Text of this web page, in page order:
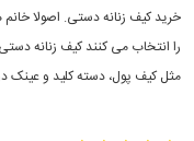
خرید کیف زنانه دستی. اصولا
را انتخاب می کنند کیف زنانه
مثل کیف پول، دسته کلید و عینک